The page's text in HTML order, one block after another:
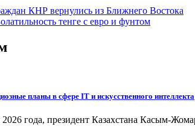
КНР вернулись из Ближнего Востока
тенге с евро и фунтом
планы в сфере IT и искусственного интеллекта
2026 года, президент Казахстана Касым-